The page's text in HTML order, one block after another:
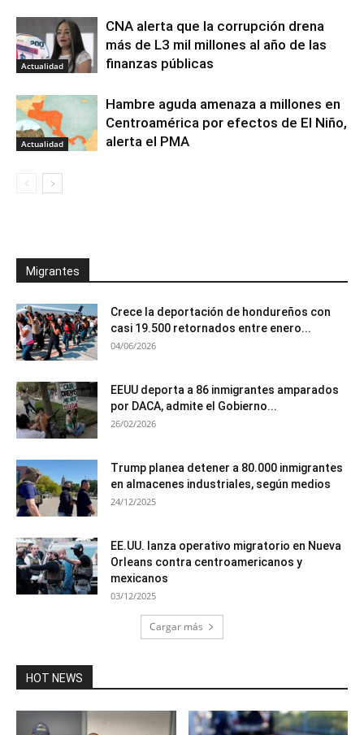
Actualidad
CNA alerta que la corrupción drena
más de L3 mil millones al año de las
finanzas públicas
Actualidad
Hambre aguda amenaza a millones en
Centroamérica por efectos de El Niño,
alerta el PMA
Migrantes
Crece la deportación de hondureños con
casi 19.500 retornados entre enero...
04/06/2026
EEUU deporta a 86 inmigrantes amparados
por DACA, admite el Gobierno...
26/02/2026
Trump planea detener a 80.000 inmigrantes
en almacenes industriales, según medios
24/12/2025
EE.UU. lanza operativo migratorio en Nueva
Orleans contra centroamericanos y
mexicanos
03/12/2025
Cargar más
HOT NEWS